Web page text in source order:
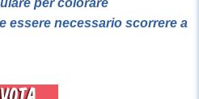
per colorare
essere necessario scorrere a